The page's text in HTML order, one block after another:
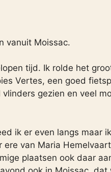
vanuit Moissac.
tijd. Ik rolde het
Vertes, een goed
gezien en veel
ik er even langs maar
van Maria
plaatsen ook daar